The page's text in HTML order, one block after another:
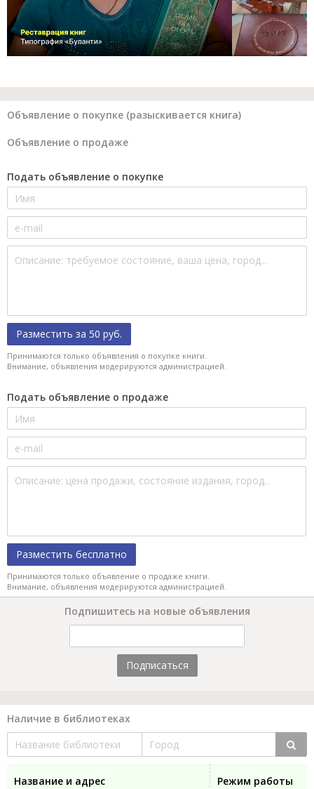
Объявление о покупке (разыскивается книга)
Объявление о продаже
Подать объявление о покупке
Разместить за 50 руб.
Принимаются только объявления о покупке книги.
Внимание, объявления модерируются администрацией.
Подать объявление о продаже
Разместить бесплатно
Принимаются только объявление о продаже книги.
Внимание, объявления модерируются администрацией.
Подпишитесь на новые объявления
Подписаться
Наличие в библиотеках
Название и адрес
Режим работы